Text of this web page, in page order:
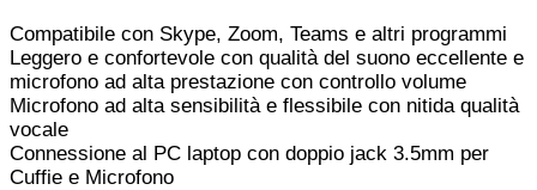
Compatibile con Skype, Zoom, Teams e altri programmi
Leggero e confortevole con qualità del suono eccellente e
microfono ad alta prestazione con controllo volume
Microfono ad alta sensibilità e flessibile con nitida qualità
vocale
Connessione al PC laptop con doppio jack 3.5mm per
Cuffie e Microfono